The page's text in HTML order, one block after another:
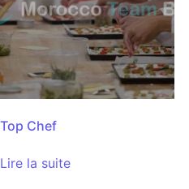
Top Chef
Lire la suite